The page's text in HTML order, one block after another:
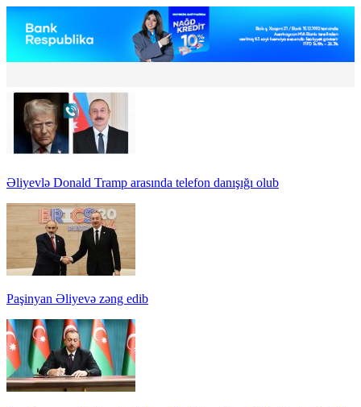
Əliyevlə Donald Tramp arasında telefon danışığı olub
Paşinyan Əliyevə zəng edib